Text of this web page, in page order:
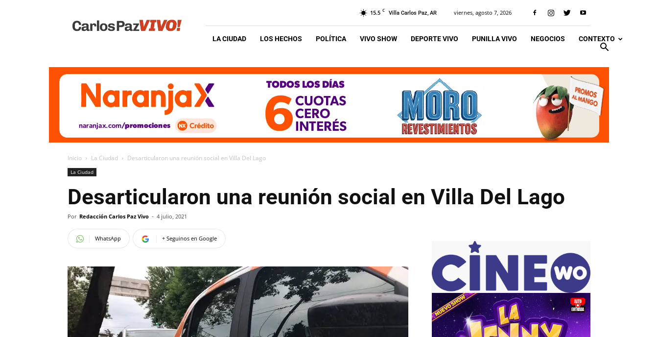
Vivo
15.5 C Villa Carlos Paz, AR viernes, agosto 7, 2026
LA CIUDAD LOS HECHOS POLÍTICA VIVO SHOW DEPORTE VIVO PUNILLA VIVO NEGOCIOS CONTEXTO
Inicio La Ciudad Desarticularon una reunión social en Villa Del Lago
La Ciudad
Desarticularon una reunión social en Villa Del Lago
Por Redacción Carlos Paz Vivo - 4 julio, 2021
WhatsApp + Seguinos en Google